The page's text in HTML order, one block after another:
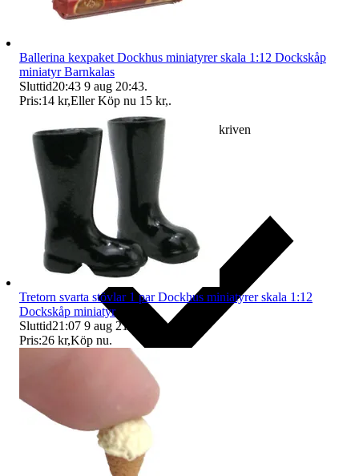
Ersättning om varan inte är som beskriven
Ersättning om du inte får din vara
Ballerina kexpaket Dockhus miniatyrer skala 1:12 Dockskåp
miniatyr Barnkalas
Sluttid20:43 9 aug 20:43.
Pris:14 kr,Eller Köp nu 15 kr,.
Tretorn svarta stövlar 1 par Dockhus miniatyrer skala 1:12
Dockskåp miniatyr
Sluttid21:07 9 aug 21:07
Pris:26 kr,Köp nu.